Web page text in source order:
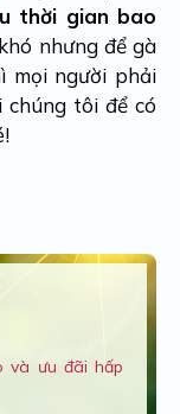
thời gian bao
nhưng để gà
mọi người phải
tôi để có
và ưu đãi hấp